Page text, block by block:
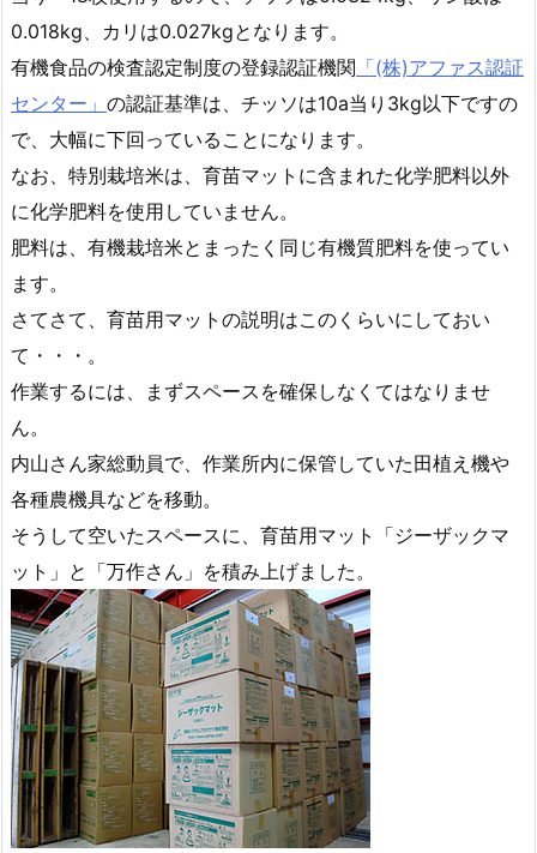
0.018kg、カリは0.027kgとなります。
有機食品の検査認定制度の登録認証機関 「(株)アファス認証
センター」 の認証基準は、チッソは10a当り3kg以下ですの
で、大幅に下回っていることになります。
なお、特別栽培米は、育苗マットに含まれた化学肥料以外
に化学肥料を使用していません。
肥料は、有機栽培米とまったく同じ有機質肥料を使ってい
ます。
さてさて、育苗用マットの説明はこのくらいにしておい
て・・・。
作業するには、まずスペースを確保しなくてはなりませ
ん。
内山さん家総動員で、作業所内に保管していた田植え機や
各種農機具などを移動。
そうして空いたスペースに、育苗用マット「ジーザックマ
ット」と「万作さん」を積み上げました。